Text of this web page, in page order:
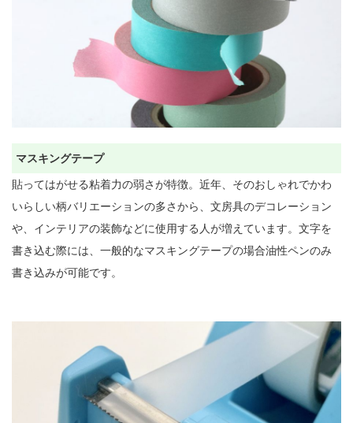
マスキングテープ
貼ってはがせる粘着力の弱さが特徴。近年、そのおしゃれでかわ
いらしい柄バリエーションの多さから、文房具のデコレーション
や、インテリアの装飾などに使用する人が増えています。文字を
書き込む際には、一般的なマスキングテープの場合油性ペンのみ